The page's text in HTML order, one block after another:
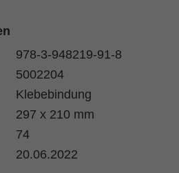
978-3-948219-91-8
5002204
Klebebindung
297 x 210 mm
74
20.06.2022